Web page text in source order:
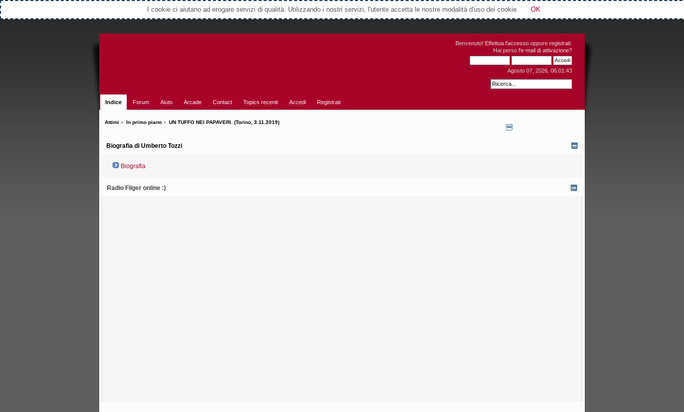
Select Language
Benvenuto! Effettua l'accesso oppure registrati
Hai perso l'e-mail di attivazione?
Agosto 07, 2026, 06:01:43
Indice Forum Aiuto Arcade Contact Topics recenti Accedi Registrati
Attimi » In primo piano » UN TUFFO NEI PAPAVERI. (Torino, 3.11.2019)
Biografia di Umberto Tozzi
Biografia
Radio Filger online :)
I cookie ci aiutano ad erogare servizi di qualità. Utilizzando i nostri servizi, l'utente accetta le nostre modalità d'uso dei cookie. OK